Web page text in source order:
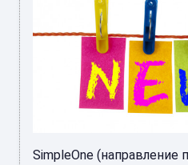
SimpleOne (направление